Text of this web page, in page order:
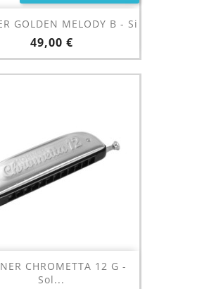
GOLDEN MELODY B - Si
Prix
49,00 €
CHROMETTA 12 G -
Sol...